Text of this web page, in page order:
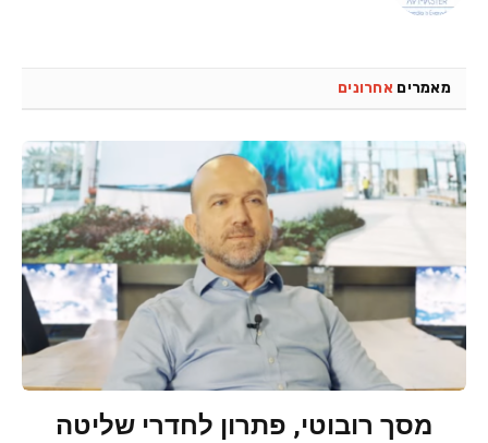
מאמרים אחרונים
מסך רובוטי, פתרון לחדרי שליטה